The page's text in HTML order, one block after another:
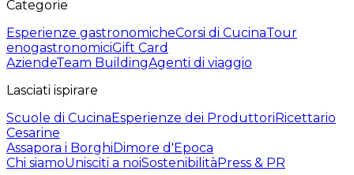
Categorie
Esperienze gastronomicheCorsi di CucinaTour
enogastronomiciGift Card
AziendeTeam BuildingAgenti di viaggio
Lasciati ispirare
Scuole di CucinaEsperienze dei ProduttoriRicettario
Cesarine
Assapora i BorghiDimore d'Epoca
Chi siamoUnisciti a noiSostenibilitàPress & PR